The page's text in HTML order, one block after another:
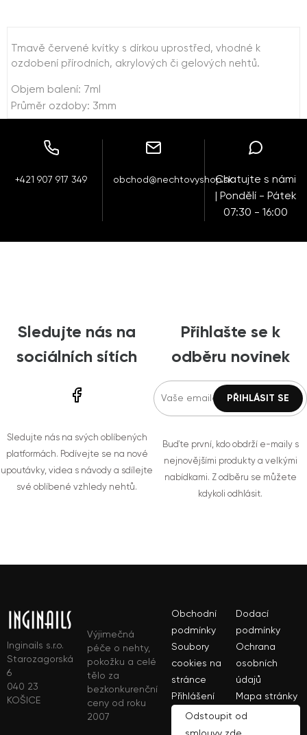
Tmavě červené kvítky s dírkou uprostřed, vhodné k
ozdobení přírodních, akrylových či gelových nehtů.
Objem balení: 7ml
Průměr ozdoby: 3mm
+421 907 917 349 obchod@nechtovyshop.skChatujte s námi
| Pondělí - Pátek
07:30 - 16:00
Sledujte nás na
sociálních sítích
Sledujte nás na svých oblíbených
platformách. Podívejte se na nové
upoutávky, videa s návody a sdílejte
své oblíbené vzhledy nehtů.
Přihlašte se k
odběru novinek
Buďte první, kdo obdrží e-maily s
nejnovějšími produkty a velkými
nabídkami. Z odběru se můžete
kdykoli odhlásit.
Inginails s.r.o.
Starozagorská
6
040 23
KOŠICE
Výjimečná
péče o nehty,
pokožku a celé
tělo za
bezkonkurenční
ceny od roku
2007
Obchodní
podmínky
Dodací
podmínky
Soubory
cookies na
stránce
Ochrana
osobních
údajů
Přihlášení
Mapa stránky
Odstoupit od